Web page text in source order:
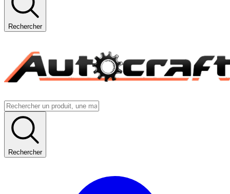
Rechercher
Rechercher